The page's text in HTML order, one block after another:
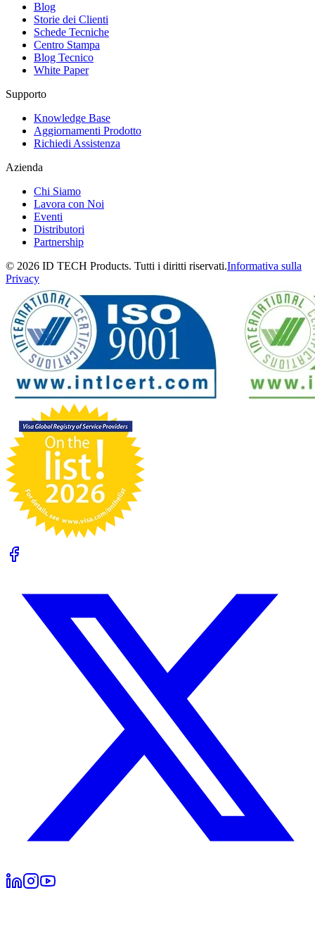
Blog
Storie dei Clienti
Schede Tecniche
Centro Stampa
Blog Tecnico
White Paper
Supporto
Knowledge Base
Aggiornamenti Prodotto
Richiedi Assistenza
Azienda
Chi Siamo
Lavora con Noi
Eventi
Distributori
Partnership
© 2026 ID TECH Products. Tutti i diritti riservati.Informativa sulla
Privacy